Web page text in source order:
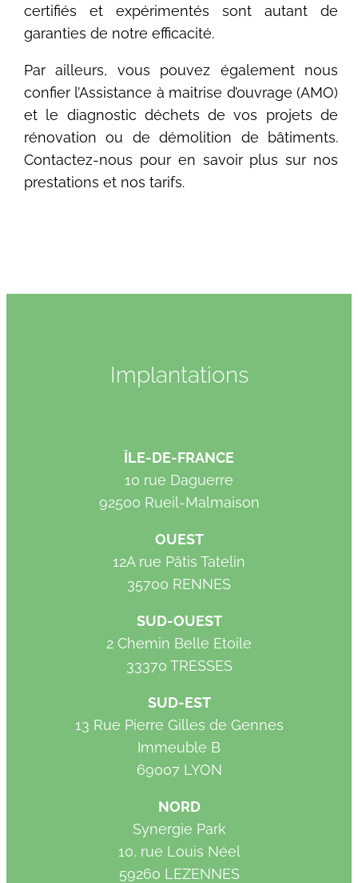
certifiés et expérimentés sont autant de
garanties de notre efficacité.
Par ailleurs, vous pouvez également nous
confier l’Assistance à maitrise d’ouvrage (AMO)
et le diagnostic déchets de vos projets de
rénovation ou de démolition de bâtiments.
Contactez-nous pour en savoir plus sur nos
prestations et nos tarifs.
Implantations
ÎLE-DE-FRANCE
10 rue Daguerre
92500 Rueil-Malmaison
OUEST
12A rue Pâtis Tatelin
35700 RENNES
SUD-OUEST
2 Chemin Belle Etoile
33370 TRESSES
SUD-EST
13 Rue Pierre Gilles de Gennes
Immeuble B
69007 LYON
NORD
Synergie Park
10, rue Louis Néel
59260 LEZENNES